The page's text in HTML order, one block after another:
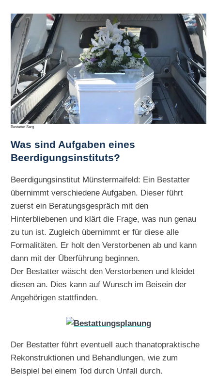
Bestatter Sarg
Was sind Aufgaben eines
Beerdigungsinstituts?
Beerdigungsinstitut Münstermaifeld: Ein Bestatter
übernimmt verschiedene Aufgaben. Dieser führt
zuerst ein Beratungsgespräch mit den
Hinterbliebenen und klärt die Frage, was nun genau
zu tun ist. Zugleich übernimmt er für diese alle
Formalitäten. Er holt den Verstorbenen ab und kann
dann mit der Überführung beginnen.
Der Bestatter wäscht den Verstorbenen und kleidet
diesen an. Dies kann auf Wunsch im Beisein der
Angehörigen stattfinden.
Der Bestatter führt eventuell auch thanatopraktische
Rekonstruktionen und Behandlungen, wie zum
Beispiel bei einem Tod durch Unfall durch.